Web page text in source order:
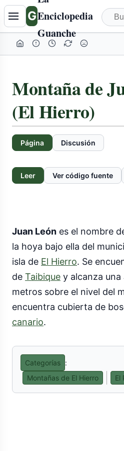
GEnciclopedia
Guanche
Montaña de
(El Hierro)
Página Discusión
Leer Ver código fuente
Juan León es el nombre
la hoya bajo ella del
isla de El Hierro. Se
de Taibique y alcanza una
metros sobre el nivel del
encuentra cubierta de
canario.
Categorías :
Montañas de El Hierro
El